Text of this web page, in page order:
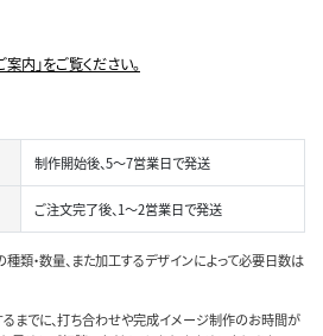
内」をご覧ください。
制作開始後、5～7営業日で発送
ご注文完了後、1～2営業日で発送
類・数量、また加工するデザインによって必要日数は
までに、打ち合わせや完成イメージ制作のお時間が